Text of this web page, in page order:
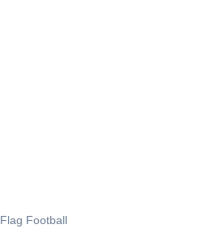
Flag Football